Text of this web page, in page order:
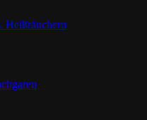
Heißräuchern